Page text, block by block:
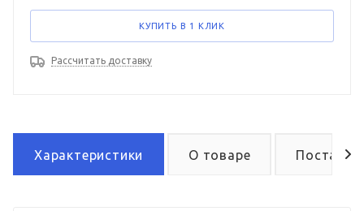
КУПИТЬ В 1 КЛИК
Рассчитать доставку
Характеристики О товаре Поставка